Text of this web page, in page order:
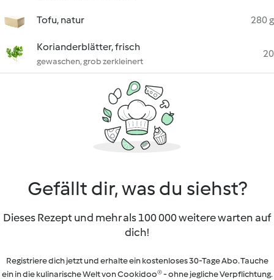
Tofu, natur 280 g
Korianderblätter, frisch
gewaschen, grob zerkleinert
20
Gefällt dir, was du siehst?
Dieses Rezept und mehr als 100 000 weitere warten auf
dich!
Registriere dich jetzt und erhalte ein kostenloses 30-Tage Abo. Tauche
ein in die kulinarische Welt von Cookidoo® - ohne jegliche Verpflichtung.